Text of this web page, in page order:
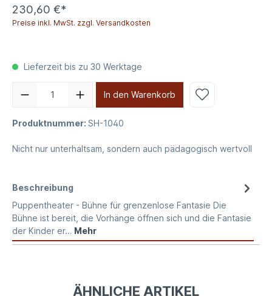
230,60 €*
Preise inkl. MwSt. zzgl. Versandkosten
Lieferzeit bis zu 30 Werktage
In den Warenkorb
Produktnummer: SH-1040
Nicht nur unterhaltsam, sondern auch pädagogisch wertvoll
Beschreibung
Puppentheater - Bühne für grenzenlose Fantasie Die
Bühne ist bereit, die Vorhänge öffnen sich und die Fantasie
der Kinder er… Mehr
ÄHNLICHE ARTIKEL